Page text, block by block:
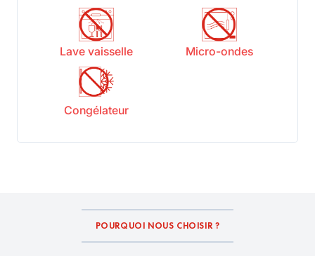
Lave vaisselle Micro-ondes
Congélateur
POURQUOI NOUS CHOISIR ?